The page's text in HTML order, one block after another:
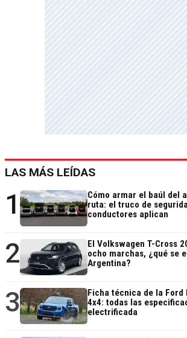
LAS MÁS LEÍDAS
1
Cómo armar el baúl del
ruta: el truco de
conductores aplican
2
El Volkswagen T-Cross
ocho marchas, ¿qué se
Argentina?
3
Ficha técnica de la
4x4: todas las
electrificada